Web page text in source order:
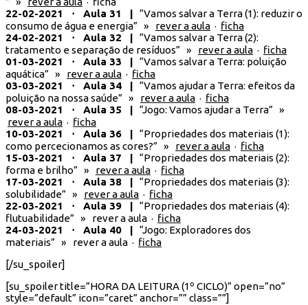
22-02-2021 ⋅ Aula 31 | “Vamos salvar a Terra (1): reduzir o
consumo de água e energia” » rever a aula · ficha
24-02-2021 ⋅ Aula 32 | “Vamos salvar a Terra (2):
tratamento e separação de resíduos” » rever a aula · ficha
01-03-2021 ⋅ Aula 33 | “Vamos salvar a Terra: poluição
aquática” » rever a aula · ficha
03-03-2021 ⋅ Aula 34 | “Vamos ajudar a Terra: efeitos da
poluição na nossa saúde” » rever a aula · ficha
08-03-2021 ⋅ Aula 35 | “Jogo: Vamos ajudar a Terra​” »
rever a aula · ficha
10-03-2021 ⋅ Aula 36 | “Propriedades dos materiais (1):
como percecionamos as cores?” » rever a aula · ficha
15-03-2021 ⋅ Aula 37 | “Propriedades dos materiais (2):
forma e brilho” » rever a aula · ficha
17-03-2021 ⋅ Aula 38 | “Propriedades dos materiais (3):
solubilidade” » rever a aula · ficha
22-03-2021 ⋅ Aula 39 | “Propriedades dos materiais (4):
flutuabilidade” » rever a aula · ficha
24-03-2021 ⋅ Aula 40 | “Jogo: Exploradores dos
materiais” » rever a aula · ficha
[/su_spoiler]
[su_spoiler title=”HORA DA LEITURA (1º CICLO)” open=”no”
style=”default” icon=”caret” anchor=”” class=””]